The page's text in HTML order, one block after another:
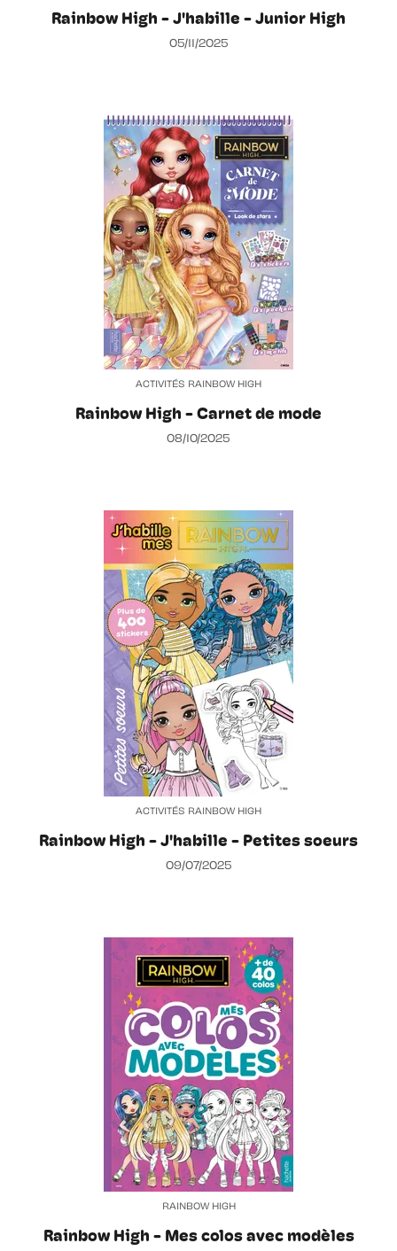
Rainbow High - J'habille - Junior High
05/11/2025
ACTIVITÉS RAINBOW HIGH
Rainbow High - Carnet de mode
08/10/2025
ACTIVITÉS RAINBOW HIGH
Rainbow High - J'habille - Petites soeurs
09/07/2025
RAINBOW HIGH
Rainbow High - Mes colos avec modèles